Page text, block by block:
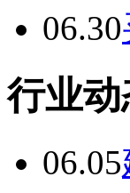
06.30
行业动
06.05